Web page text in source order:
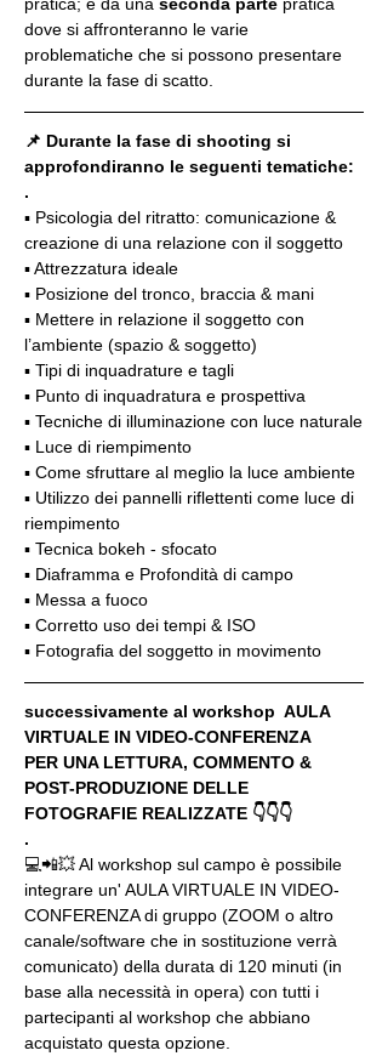
dove si affronteranno le varie
problematiche che si possono presentare
durante la fase di scatto.
📌 Durante la fase di shooting si
approfondiranno le seguenti tematiche:
.
▪️ Psicologia del ritratto: comunicazione &
creazione di una relazione con il soggetto
▪️ Attrezzatura ideale
▪️ Posizione del tronco, braccia & mani
▪️ Mettere in relazione il soggetto con
l’ambiente (spazio & soggetto)
▪️ Tipi di inquadrature e tagli
▪️ Punto di inquadratura e prospettiva
▪️ Tecniche di illuminazione con luce naturale
▪️ Luce di riempimento
▪️ Come sfruttare al meglio la luce ambiente
▪️ Utilizzo dei pannelli riflettenti come luce di
riempimento
▪️ Tecnica bokeh - sfocato
▪️ Diaframma e Profondità di campo
▪️ Messa a fuoco
▪️ Corretto uso dei tempi & ISO
▪️ Fotografia del soggetto in movimento
successivamente al workshop  AULA
VIRTUALE IN VIDEO-CONFERENZA
PER UNA LETTURA, COMMENTO &
POST-PRODUZIONE DELLE
FOTOGRAFIE REALIZZATE 👇👇👇
.
💻📲💥 Al workshop sul campo è possibile
integrare un' AULA VIRTUALE IN VIDEO-
CONFERENZA di gruppo (ZOOM o altro
canale/software che in sostituzione verrà
comunicato) della durata di 120 minuti (in
base alla necessità in opera) con tutti i
partecipanti al workshop che abbiano
acquistato questa opzione.